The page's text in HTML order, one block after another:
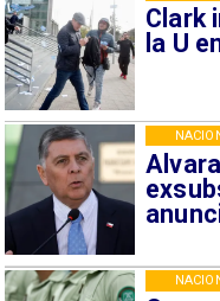
Clark
la U